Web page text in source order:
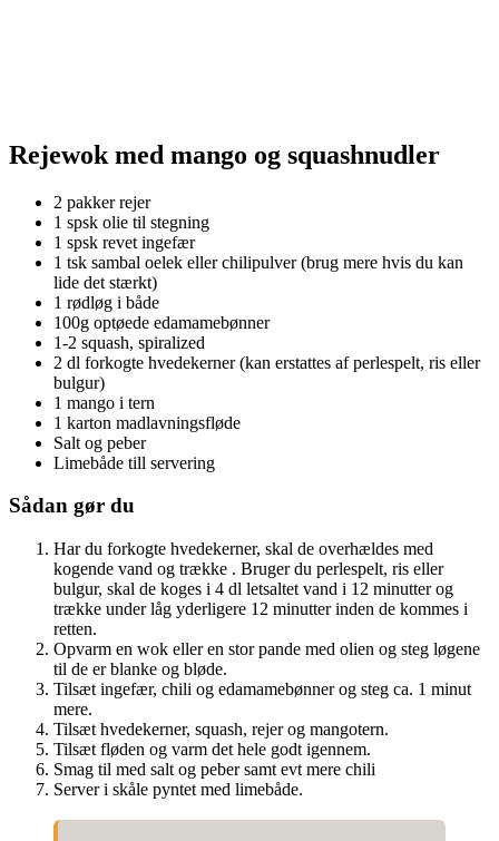
Rejewok med mango og squashnudler
2 pakker rejer
1 spsk olie til stegning
1 spsk revet ingefær
1 tsk sambal oelek eller chilipulver (brug mere hvis du kan
lide det stærkt)
1 rødløg i både
100g optøede edamamebønner
1-2 squash, spiralized
2 dl forkogte hvedekerner (kan erstattes af perlespelt, ris eller
bulgur)
1 mango i tern
1 karton madlavningsfløde
Salt og peber
Limebåde till servering
Sådan gør du
Har du forkogte hvedekerner, skal de overhældes med
kogende vand og trække . Bruger du perlespelt, ris eller
bulgur, skal de koges i 4 dl letsaltet vand i 12 minutter og
trække under låg yderligere 12 minutter inden de kommes i
retten.
Opvarm en wok eller en stor pande med olien og steg løgene
til de er blanke og bløde.
Tilsæt ingefær, chili og edamamebønner og steg ca. 1 minut
mere.
Tilsæt hvedekerner, squash, rejer og mangotern.
Tilsæt fløden og varm det hele godt igennem.
Smag til med salt og peber samt evt mere chili
Server i skåle pyntet med limebåde.